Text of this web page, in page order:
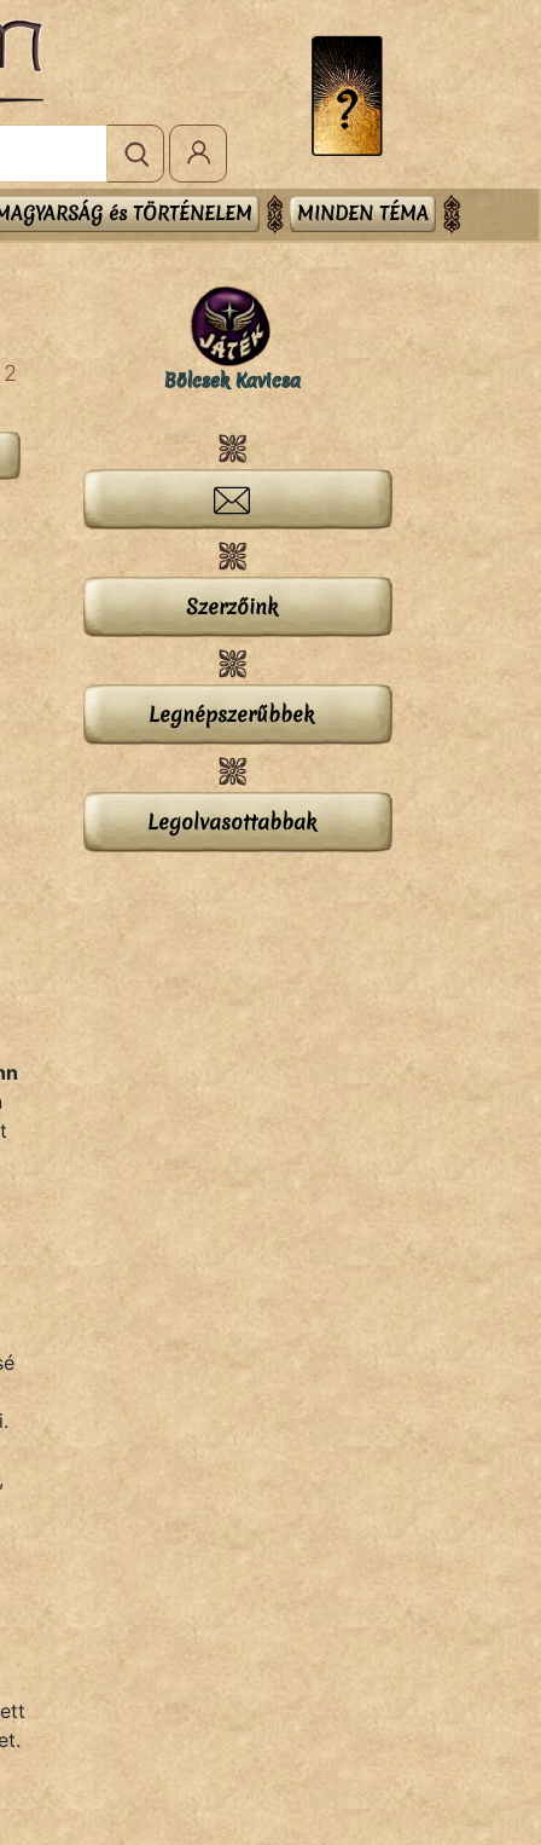
és TÖRTÉNELEM MINDEN TÉMA
2
,
Bölcsek Kavicsa
Szerzőink
Legnépszerűbbek
Legolvasottabbak